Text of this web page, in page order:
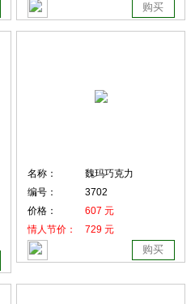
购买
名称：
魏玛巧克力
编号：
3702
价格：
607 元
情人节价：
729 元
购买